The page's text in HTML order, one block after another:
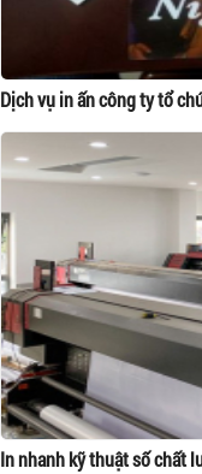
Dịch vụ in ấn công ty tổ
In nhanh kỹ thuật số chất